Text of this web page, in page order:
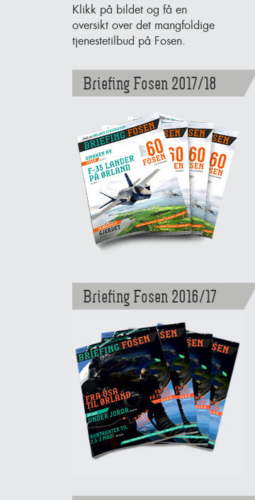
Klikk på bildet og få en
oversikt over det mangfoldige
tjenestetilbud på Fosen.
Briefing Fosen 2017/18
Briefing Fosen 2016/17